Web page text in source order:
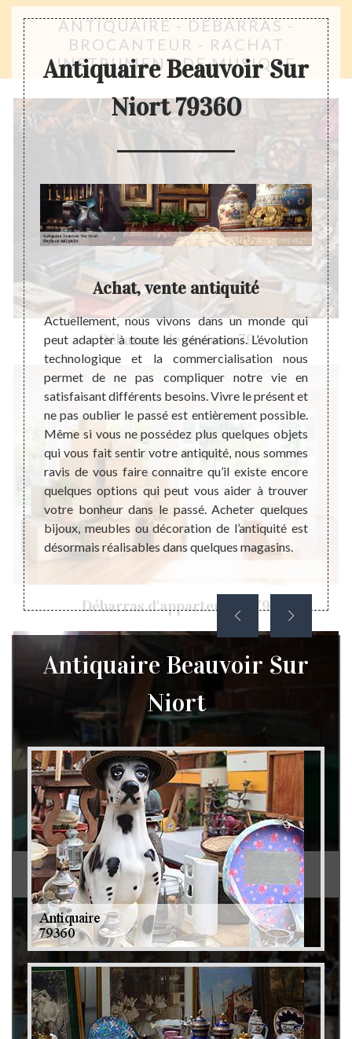
ANTIQUAIRE - DÉBARRAS -
BROCANTEUR - RACHAT
INSTRUMENT DE MUSIQUE
Débarras de maison 79
Débarras d'appartement 79
Débarras de grenier et cave 79
Antiquaire Beauvoir Sur
Niort 79360
un
à ce
pour
à
en
Achat, vente antiquité
Actuellement, nous vivons dans un monde qui
peut adapter à toute les générations. L’évolution
technologique et la commercialisation nous
permet de ne pas compliquer notre vie en
satisfaisant différents besoins. Vivre le présent et
ne pas oublier le passé est entièrement possible.
Même si vous ne possédez plus quelques objets
qui vous fait sentir votre antiquité, nous sommes
ravis de vous faire connaitre qu’il existe encore
quelques options qui peut vous aider à trouver
votre bonheur dans le passé. Acheter quelques
bijoux, meubles ou décoration de l’antiquité est
désormais réalisables dans quelques magasins.
A nos
un
droit
lui
Antiquaire Beauvoir Sur
Niort